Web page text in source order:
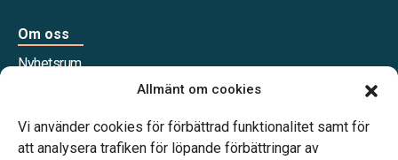
Allmänt om cookies
Vi använder cookies för förbättrad funktionalitet samt för
att analysera trafiken för löpande förbättringar av
Om oss
Nyhetsrum
Våra samarbetspartners